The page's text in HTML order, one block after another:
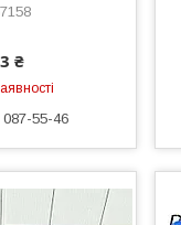
₴
55-46